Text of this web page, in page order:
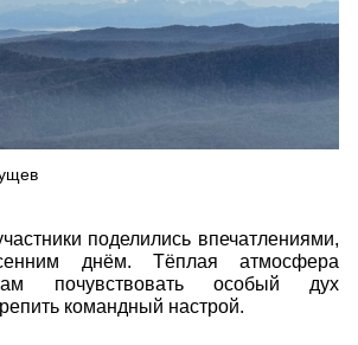
поделились впечатлениями,
днём. Тёплая атмосфера
почувствовать особый дух
командный настрой.